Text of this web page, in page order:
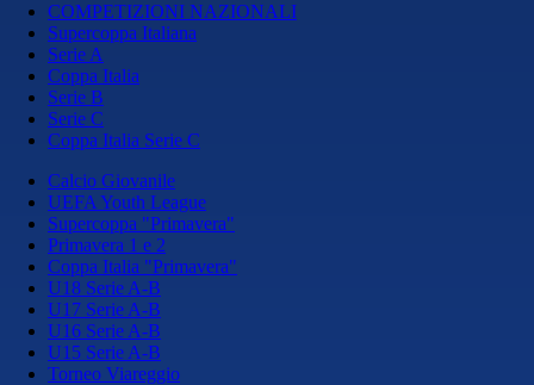
COMPETIZIONI NAZIONALI
Supercoppa Italiana
Serie A
Coppa Italia
Serie B
Serie C
Coppa Italia Serie C
Calcio Giovanile
UEFA Youth League
Supercoppa "Primavera"
Primavera 1 e 2
Coppa Italia "Primavera"
U18 Serie A-B
U17 Serie A-B
U16 Serie A-B
U15 Serie A-B
Torneo Viareggio